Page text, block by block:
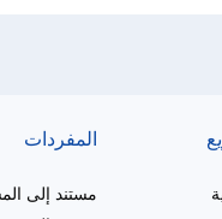
المفردات